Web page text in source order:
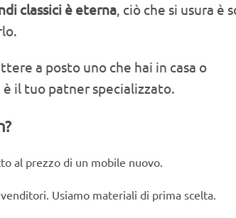
classici è eterna, ciò che si usura è
a posto uno che hai in casa o
il tuo patner specializzato.
al prezzo di un mobile nuovo.
Usiamo materiali di prima scelta.